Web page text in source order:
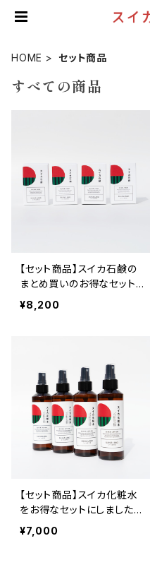
HOME セット商品
すべての商品
【セット商品】スイカ石鹸の
まとめ買いのお得なセット
です！スイカ石鹸 75g×4個
セット
¥8,200
【セット商品】スイカ化粧水
をお得なセットにしました！
スイカ化粧水 150ml×4本セ
ット
¥7,000